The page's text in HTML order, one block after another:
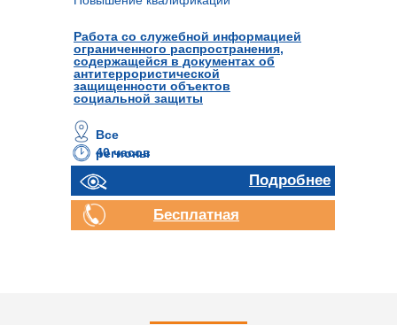
Работа со служебной информацией
ограниченного распространения,
содержащейся в документах об
антитеррористической
защищенности объектов
социальной защиты
40 часов
Все
регионы
Подробнее
Бесплатная